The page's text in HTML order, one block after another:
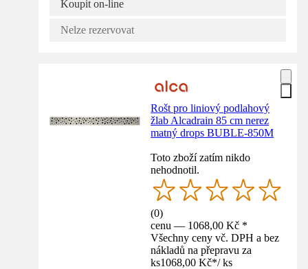
Koupit on-line
Nelze rezervovat
Rošt pro liniový podlahový
žlab Alcadrain 85 cm nerez
matný drops BUBLE-850M
Toto zboží zatím nikdo
nehodnotil.
(0)
cenu — 1068,00 Kč *
Všechny ceny vč. DPH a bez
nákladů na přepravu za
ks1068,00 Kč*/ ks